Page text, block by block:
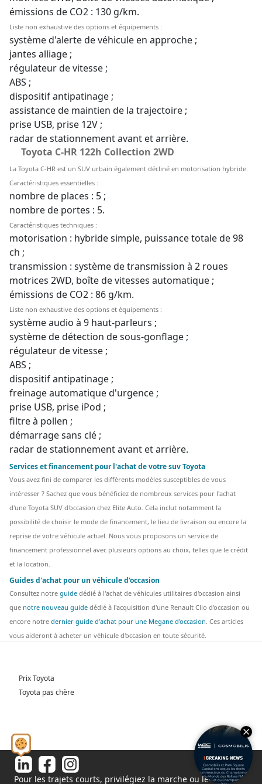
émissions de CO2 : 130 g/km.
Liste non exhaustive des options et équipements :
système d'alerte de véhicule en approche ;
jantes alliage ;
régulateur de vitesse ;
ABS ;
dispositif antipatinage ;
assistance de maintien de la trajectoire ;
prise USB, prise 12V ;
radar de stationnement avant et arrière.
Toyota C-HR 122h Collection 2WD
La Toyota C-HR est un SUV urbain également décliné en motorisation hybride.
Caractéristiques essentielles :
nombre de places : 5 ;
nombre de portes : 5.
Caractéristiques techniques :
motorisation : hybride simple, puissance totale de 98
ch ;
transmission : système de transmission à 2 roues
motrices 2WD, boîte de vitesses automatique ;
émissions de CO2 : 86 g/km.
Liste non exhaustive des options et équipements :
système audio à 9 haut-parleurs ;
système de détection de sous-gonflage ;
régulateur de vitesse ;
ABS ;
dispositif antipatinage ;
freinage automatique d'urgence ;
prise USB, prise iPod ;
filtre à pollen ;
démarrage sans clé ;
radar de stationnement avant et arrière.
Services et financement pour l'achat de votre suv Toyota
Vous avez fini de comparer les différents modèles susceptibles de vous
intéresser ? Sachez que vous bénéficiez de nombreux services pour l'achat
d'une Toyota SUV d'occasion chez Elite Auto. Cela inclut notamment la
possibilité de choisir le mode de financement, le lieu de livraison ou encore la
reprise de votre véhicule actuel. Nous vous proposons un service de
financement professionnel avec plusieurs options au choix, telles que le crédit
et la location.
Guides d'achat pour un véhicule d'occasion
Consultez notre guide dédié à l'achat de véhicules utilitaires d'occasion ainsi
que notre nouveau guide dédié à l'acquisition d'une Renault Clio d'occasion ou
encore notre dernier guide d'achat pour une Megane d'occasion. Ces articles
vous aideront à acheter un véhicule d'occasion en toute sécurité.
Prix Toyota
Toyota pas chère
Pour les trajets courts, privilégiez la marche ou le vélo.